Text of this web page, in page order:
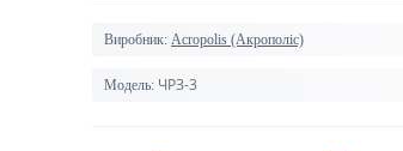
Виробник: Acropolis (Акрополіс)
Модель: ЧРЗ-3